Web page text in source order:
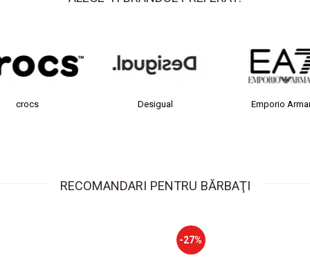
Desigual Emporio Armani FILA
RECOMANDARI PENTRU BĂRBAŢI
-27%